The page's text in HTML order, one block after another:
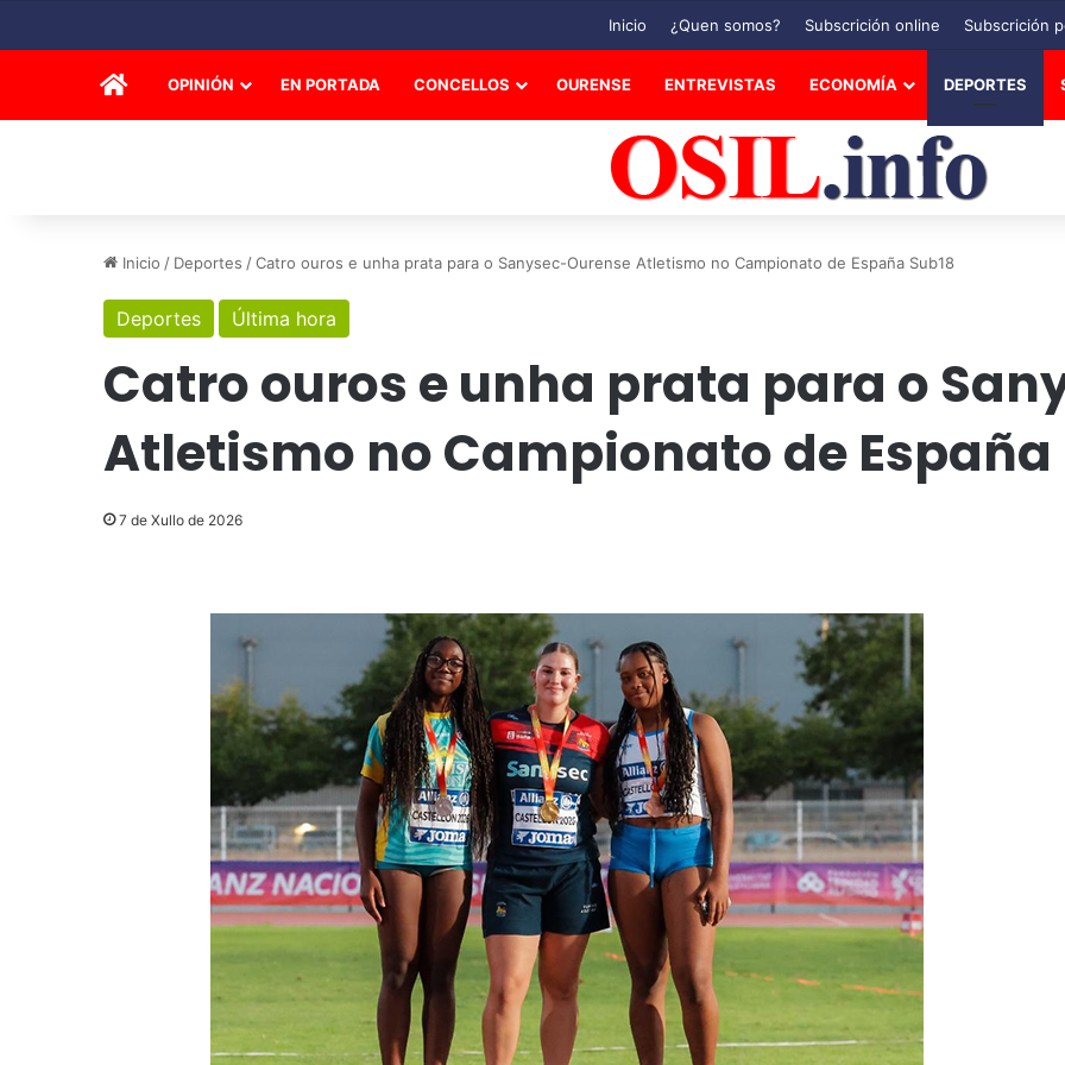
Inicio ¿Quen somos? Subscrición online Subscrición
INICIOOPINIÓN EN PORTADA CONCELLOS OURENSE ENTREVISTAS ECONOMÍA DEPORTES
Inicio / Deportes /Catro ouros e unha prata para o Sanysec-Ourense Atletismo no Campionato de España Sub18
Deportes Última hora
Catro ouros e unha prata para o
Atletismo no Campionato de España
7 de Xullo de 2026